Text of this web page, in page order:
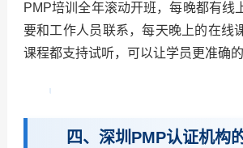
PMP培训全年滚动开班，每晚都有线
要和工作人员联系，每天晚上的在线
课程都支持试听，可以让学员更准确的
四、深圳PMP认证机构